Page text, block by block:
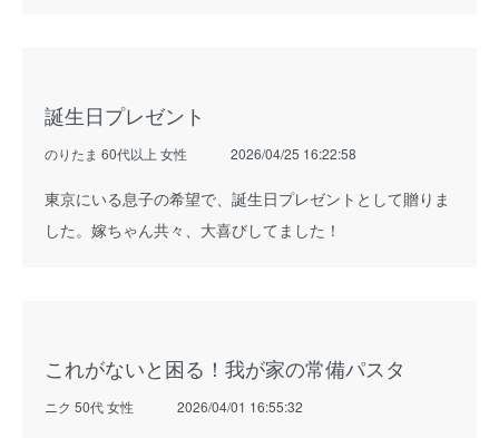
誕生日プレゼント
のりたま 60代以上 女性 2026/04/25 16:22:58
東京にいる息子の希望で、誕生日プレゼントとして贈りま
した。嫁ちゃん共々、大喜びしてました！
これがないと困る！我が家の常備パスタ
ニク 50代 女性 2026/04/01 16:55:32